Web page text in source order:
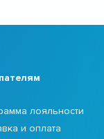
лояльности
и оплата